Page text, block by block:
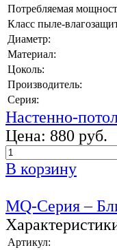
Потребляемая
Класс пыле-
Диаметр:
Материал:
Цоколь:
Производитель:
Серия:
Настенно-
Цена: 880 руб.
В корзину
MQ-Серия –
Артикул: